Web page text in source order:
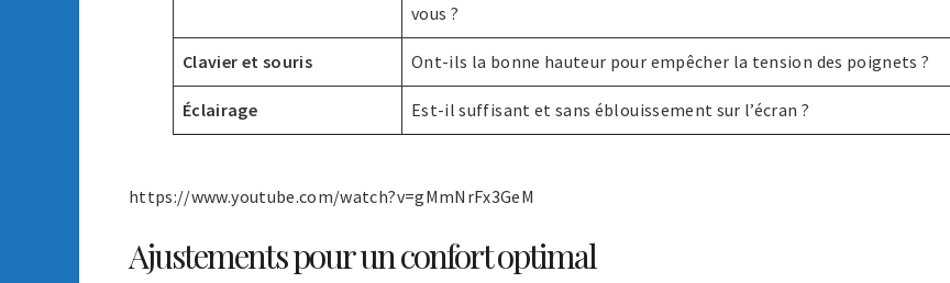
vous ?
Clavier et souris Ont-ils la bonne hauteur pour empêcher la tension des poignets ?
Éclairage Est-il suffisant et sans éblouissement sur l’écran ?
https://www.youtube.com/watch?v=gMmNrFx3GeM
Ajustements pour un confort optimal